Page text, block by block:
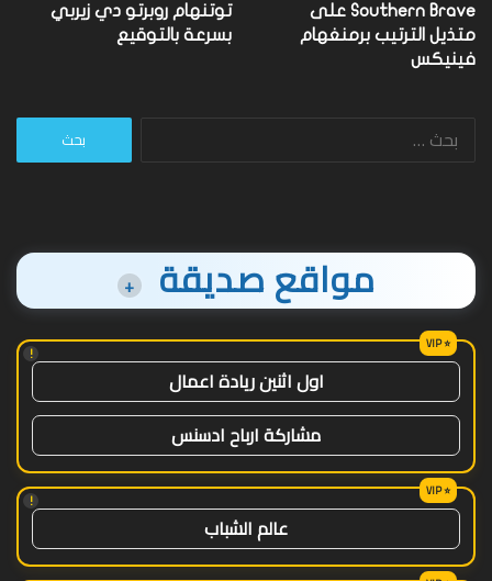
Southern Brave على
متذيل الترتيب برمنغهام
فينيكس
توتنهام روبرتو دي زيربي
بسرعة بالتوقيع
البحث
مواقع صديقة +
!
اول اثنين ريادة اعمال
مشاركة ارباح ادسنس
!
عالم الشباب